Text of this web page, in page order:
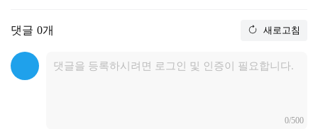
댓글 0개 새로고침
0/500